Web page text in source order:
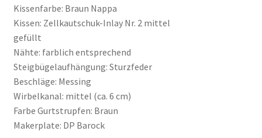
Kissenfarbe: Braun Nappa
Kissen: Zellkautschuk-Inlay Nr. 2 mittel
gefüllt
Nähte: farblich entsprechend
Steigbügelaufhängung: Sturzfeder
Beschläge: Messing
Wirbelkanal: mittel (ca. 6 cm)
Farbe Gurtstrupfen: Braun
Makerplate: DP Barock